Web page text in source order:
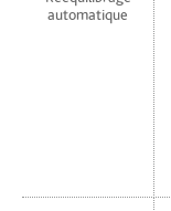
automatique